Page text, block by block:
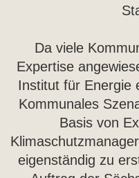
Da viele
Expertise
Institut für Energie
Kommunales
Basis von
eigenständig zu